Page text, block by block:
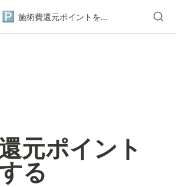
🅿️ 施術費還元ポイントを獲得する
元ポイント
る